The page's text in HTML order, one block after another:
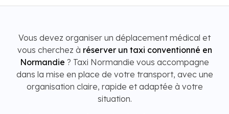
Vous devez organiser un déplacement médical et
vous cherchez à réserver un taxi conventionné en
Normandie ? Taxi Normandie vous accompagne
dans la mise en place de votre transport, avec une
organisation claire, rapide et adaptée à votre
situation.